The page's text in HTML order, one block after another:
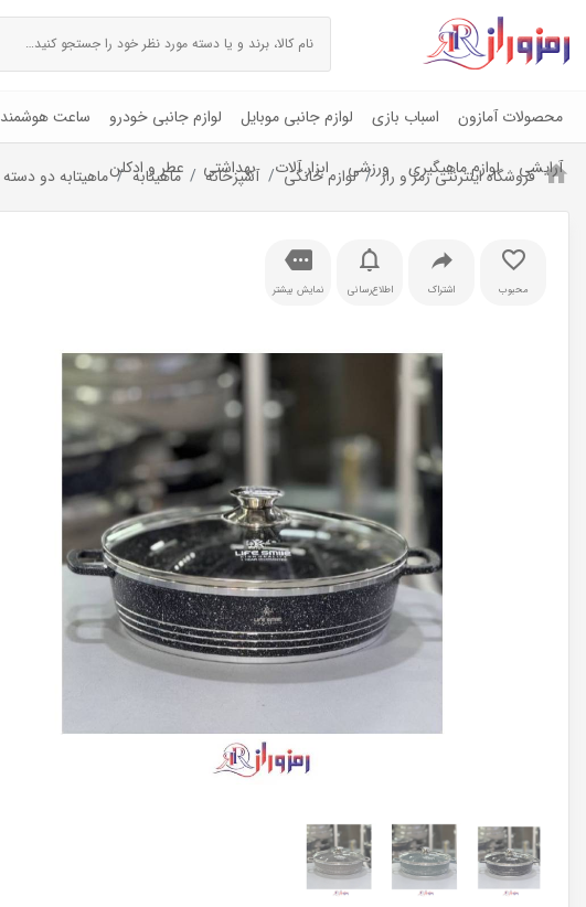
محصولات آمازون اسباب بازی لوازم جانبی موبایل لوازم جانبی خودرو ساعت هوشمند
آرایشی لوازم ماهیگیری ورزشی ابزار آلات بهداشتی عطر و ادکلن فروشگاه اینترنتی رمز و راز لوازم خانگی آشپزخانه ماهیتابه ماهیتابه دو دسته
محبوب اشتراک اطلاع‌رسانی نمایش بیشتر